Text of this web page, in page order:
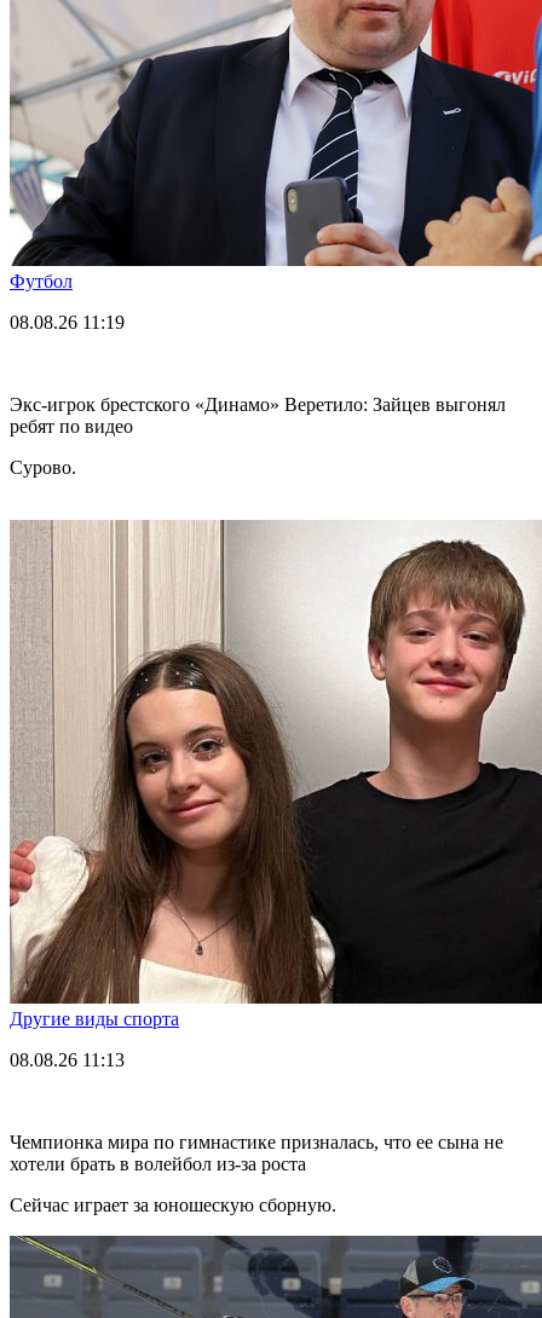
Футбол
08.08.26 11:19
Экс-игрок брестского «Динамо» Веретило: Зайцев выгонял
ребят по видео
Сурово.
Другие виды спорта
08.08.26 11:13
Чемпионка мира по гимнастике призналась, что ее сына не
хотели брать в волейбол из-за роста
Сейчас играет за юношескую сборную.